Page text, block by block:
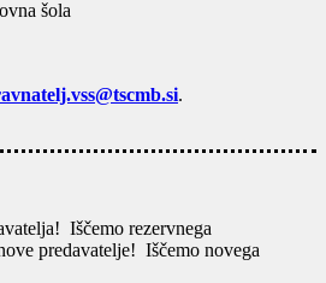
šola
.
Iščemo rezervnega
Iščemo novega